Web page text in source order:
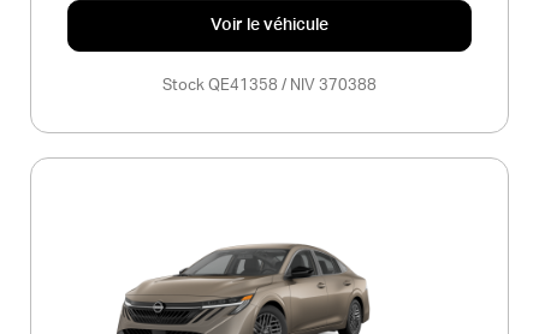
Voir le véhicule
Stock QE41358 / NIV 370388